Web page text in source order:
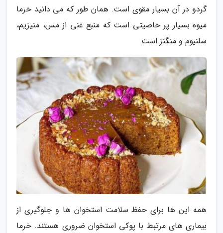
گردو در آن بسیار مقوی است. همان طور که می دانید خرما
میوه بسیار پر خاصیتی است که منبع غنی از مس، منیزیم،
سلنیوم و منگنز است.
همه این ها برای حفظ سلامت استخوان ها و جلوگیری از
بیماری های مرتبط با پوکی استخوان ضروری هستند. خرما